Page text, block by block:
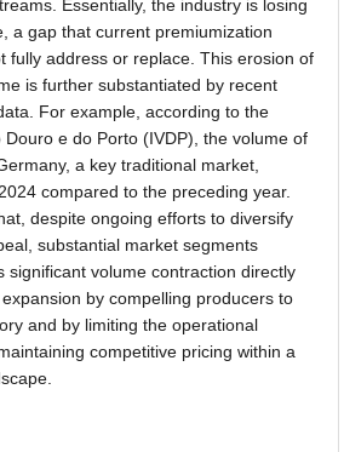
Essentially, the industry is losing
a gap that current premiumization
fully address or replace. This erosion of
is further substantiated by recent
For example, according to the
e do Porto (IVDP), the volume of
a key traditional market,
compared to the preceding year.
despite ongoing efforts to diversify
substantial market segments
significant volume contraction directly
by compelling producers to
and by limiting the operational
competitive pricing within a